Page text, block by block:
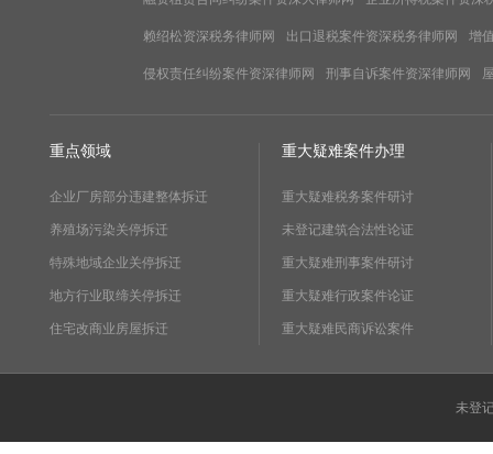
赖绍松资深税务律师网 出口退税案件资深税务律师网 增
侵权责任纠纷案件资深律师网 刑事自诉案件资深律师网
重点领域
企业厂房部分违建整体拆迁
养殖场污染关停拆迁
特殊地域企业关停拆迁
地方行业取缔关停拆迁
住宅改商业房屋拆迁
重大疑难案件办理
重大疑难税务案件研讨
未登记建筑合法性论证
重大疑难刑事案件研讨
重大疑难行政案件论证
重大疑难民商诉讼案件
未登